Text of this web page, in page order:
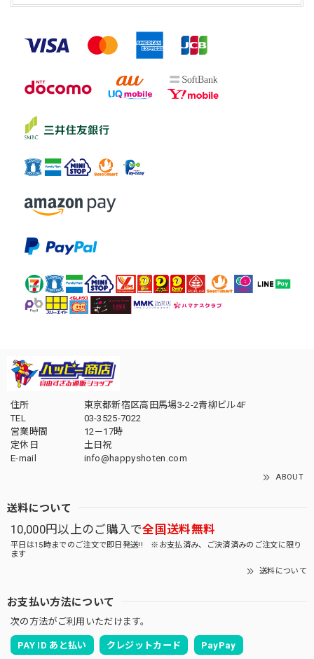
住所
東京都新宿区高田馬場3-2-2青柳ビル4F
TEL
03-3525-7022
営業時間
12－17時
定休日
土日祝
E-mail
info@happyshoten.com
ABOUT
送料について
10,000円以上のご購入で全国送料無料
平日は15時までのご注文で即日発送!! ※お支払済み、ご決済済みのご注文に限り
ます
送料について
お支払い方法について
次の方法がご利用いただけます。
PAY ID あと払い クレジットカード PayPay